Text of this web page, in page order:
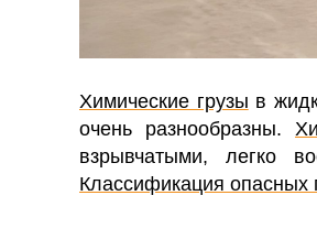
Химические грузы в
очень разнообразны.
взрывчатыми, легко
Классификация опасных